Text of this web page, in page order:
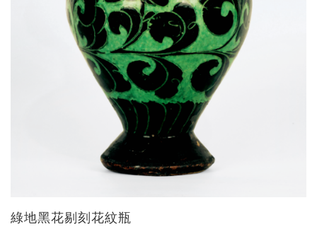
綠地黑花剔刻花紋瓶